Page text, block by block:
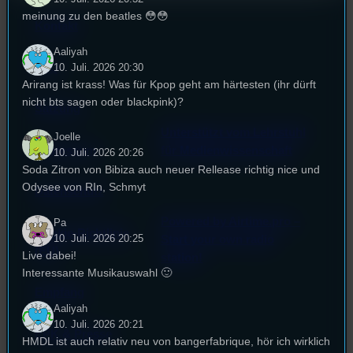
Kontakt
FAQ
Satzung
Impressum
Datenschutz
Cookie-Richtlinie
(EU)
EPK & Presse
meinung zu den beatles 😳😳
Aaliyah
10. Juli. 2026 20:30
Arirang ist krass! Was für Kpop geht am härtesten (ihr dürft
nicht bts sagen oder blackpink)?
Joelle
10. Juli. 2026 20:26
Soda Zitron von Bibiza auch neuer Rellease richtig nice und
Odysee von RIn, Schmyt
Pa
10. Juli. 2026 20:25
Live dabei!
Interessante Musikauswahl 🙂
Aaliyah
10. Juli. 2026 20:21
HMDL ist auch relativ neu von bangerfabrique, hör ich wirklich